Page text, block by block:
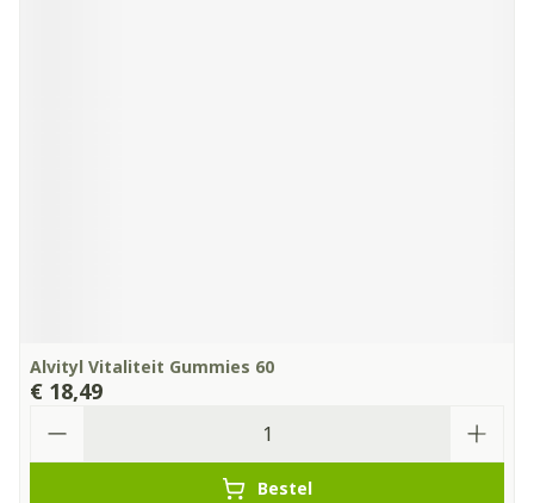
Alvityl Vitaliteit Gummies 60
€ 18,49
Bestel